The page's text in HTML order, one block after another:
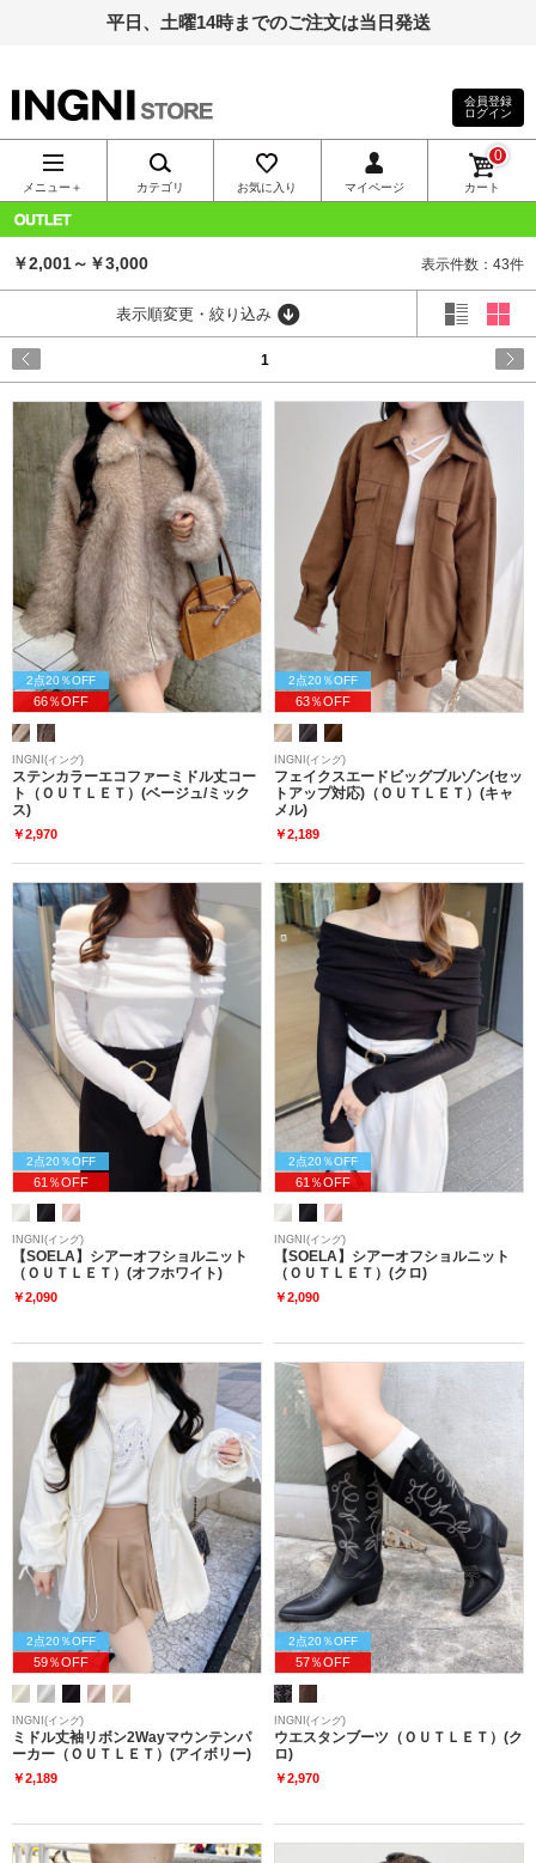
平日、土曜14時までのご注文は当日発送
INGNI（イン
グ）公式通
販｜INGNI
STORE
会員登録
ログイン
メニュー＋ カテゴリ お気に入り マイページ カート
0
￥2,001～￥3,000 表示件数：43件
表示順変更・絞り込み
1
2点20％OFF
66％OFF
INGNI(イング)
ステンカラーエコファーミドル丈コー
ト（ＯＵＴＬＥＴ）(ベージュ/ミック
ス)
￥2,970
2点20％OFF
63％OFF
INGNI(イング)
フェイクスエードビッグブルゾン(セッ
トアップ対応)（ＯＵＴＬＥＴ）(キャ
メル)
￥2,189
2点20％OFF
61％OFF
INGNI(イング)
【SOELA】シアーオフショルニット
（ＯＵＴＬＥＴ）(オフホワイト)
￥2,090
2点20％OFF
61％OFF
INGNI(イング)
【SOELA】シアーオフショルニット
（ＯＵＴＬＥＴ）(クロ)
￥2,090
2点20％OFF
59％OFF
INGNI(イング)
ミドル丈袖リボン2Wayマウンテンパ
ーカー（ＯＵＴＬＥＴ）(アイボリー)
￥2,189
2点20％OFF
57％OFF
INGNI(イング)
ウエスタンブーツ（ＯＵＴＬＥＴ）(ク
ロ)
￥2,970